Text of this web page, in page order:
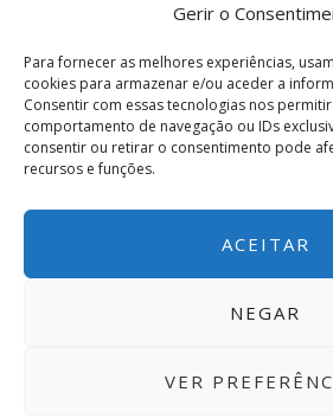
Gerir o
Para fornecer as melhores experiências,
cookies para armazenar e/ou aceder a
Consentir com essas tecnologias nos
comportamento de navegação ou IDs
consentir ou retirar o consentimento pode
recursos e funções.
ACEITAR
NEGAR
VER